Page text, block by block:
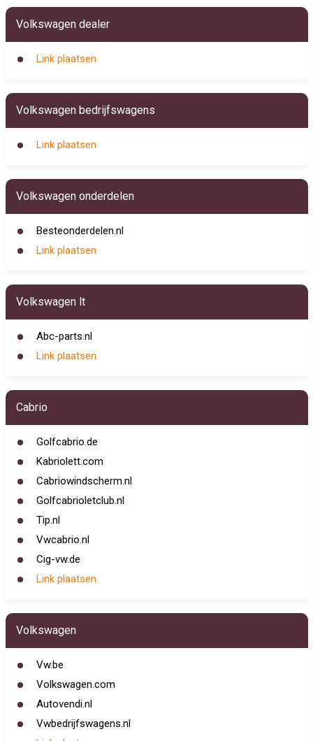
Volkswagen dealer
Link plaatsen
Volkswagen bedrijfswagens
Link plaatsen
Volkswagen onderdelen
Besteonderdelen.nl
Link plaatsen
Volkswagen lt
Abc-parts.nl
Link plaatsen
Cabrio
Golfcabrio.de
Kabriolett.com
Cabriowindscherm.nl
Golfcabrioletclub.nl
Tip.nl
Vwcabrio.nl
Cig-vw.de
Link plaatsen
Volkswagen
Vw.be
Volkswagen.com
Autovendi.nl
Vwbedrijfswagens.nl